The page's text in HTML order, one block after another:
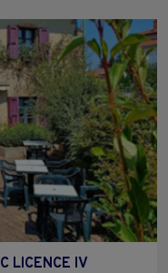
LICENCE IV